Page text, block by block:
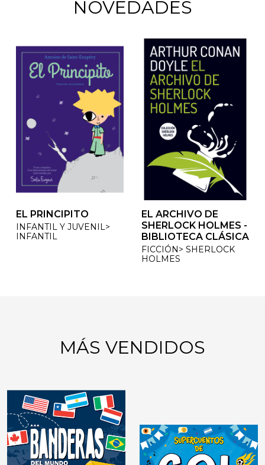
NOVEDADES
EL PRINCIPITO
INFANTIL Y JUVENIL>
INFANTIL
EL ARCHIVO DE
SHERLOCK HOLMES -
BIBLIOTECA CLÁSICA
FICCIÓN> SHERLOCK
HOLMES
EL ARCHIVO DE
SHERLOCK HOLMES -
BIBLIOTECA CLÁSICA
FICCIÓN> SHERLOCK
HOLMES
MÁS VENDIDOS